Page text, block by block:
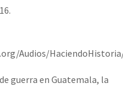
Audios/
guerra en Guatemala, la